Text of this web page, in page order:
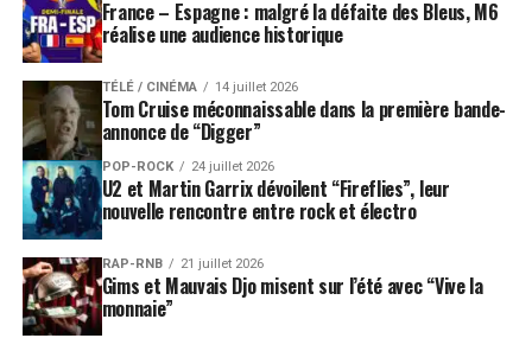
France – Espagne : malgré la défaite des Bleus, M6
réalise une audience historique
TÉLÉ / CINÉMA 14 juillet 2026
Tom Cruise méconnaissable dans la première bande-
annonce de “Digger”
POP-ROCK 24 juillet 2026
U2 et Martin Garrix dévoilent “Fireflies”, leur
nouvelle rencontre entre rock et électro
RAP-RNB 21 juillet 2026
Gims et Mauvais Djo misent sur l’été avec “Vive la
monnaie”